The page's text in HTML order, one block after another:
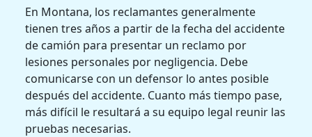
En Montana, los reclamantes generalmente
tienen tres años a partir de la fecha del accidente
de camión para presentar un reclamo por
lesiones personales por negligencia. Debe
comunicarse con un defensor lo antes posible
después del accidente. Cuanto más tiempo pase,
más difícil le resultará a su equipo legal reunir las
pruebas necesarias.